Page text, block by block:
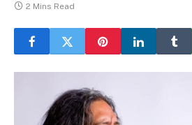
2 Mins Read